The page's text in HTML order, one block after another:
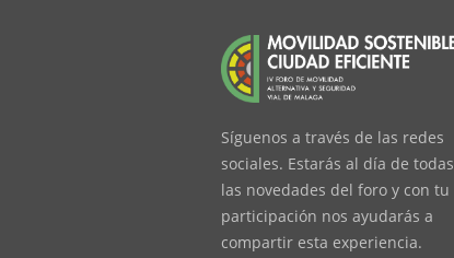
Síguenos a través de las redes
sociales. Estarás al día de todas
las novedades del foro y con tu
participación nos ayudarás a
compartir esta experiencia.